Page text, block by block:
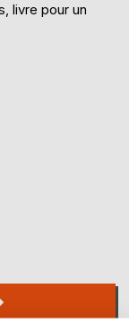
livre pour un